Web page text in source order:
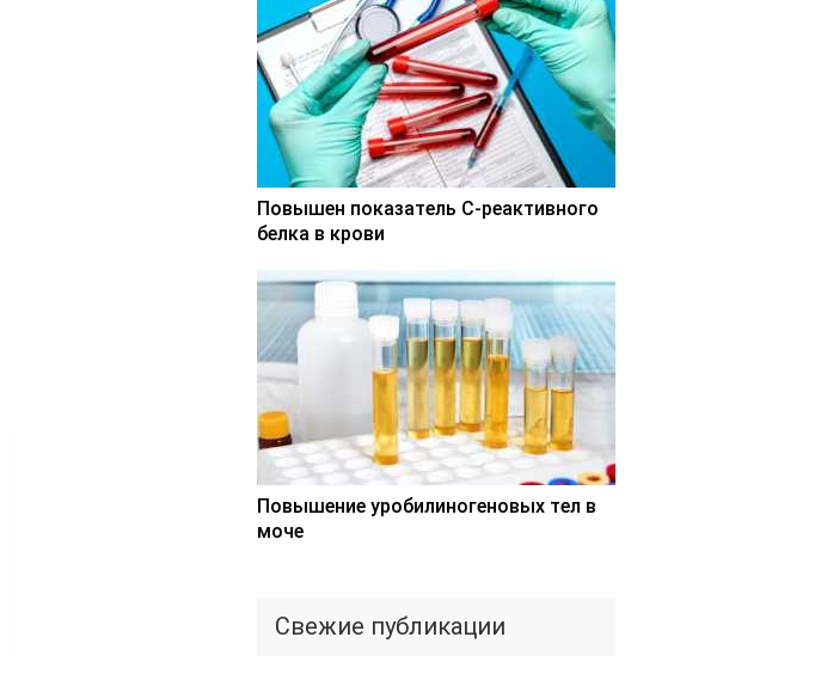
Повышен показатель С-реактивного
белка в крови
Повышение уробилиногеновых тел в
моче
Свежие публикации